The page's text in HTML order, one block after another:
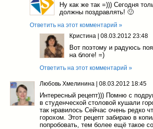
Ну как же так =))) Сегодня
должны поздравлять! 🙂
Ответить на этот комментарий »
Кристина | 08.03.2012 23:48
Вот поэтому и радуюсь
на блоге! =)
Ответить на этот комментарий »
Любовь Хмелинина | 08.03.2012 18:45
Интересный рецепт))) Помню с
в студенческой столовой кушали
так нравилось Сейчас очень редко
горохом. Этот рецепт забираю в
попробовать, тем более ещё такое